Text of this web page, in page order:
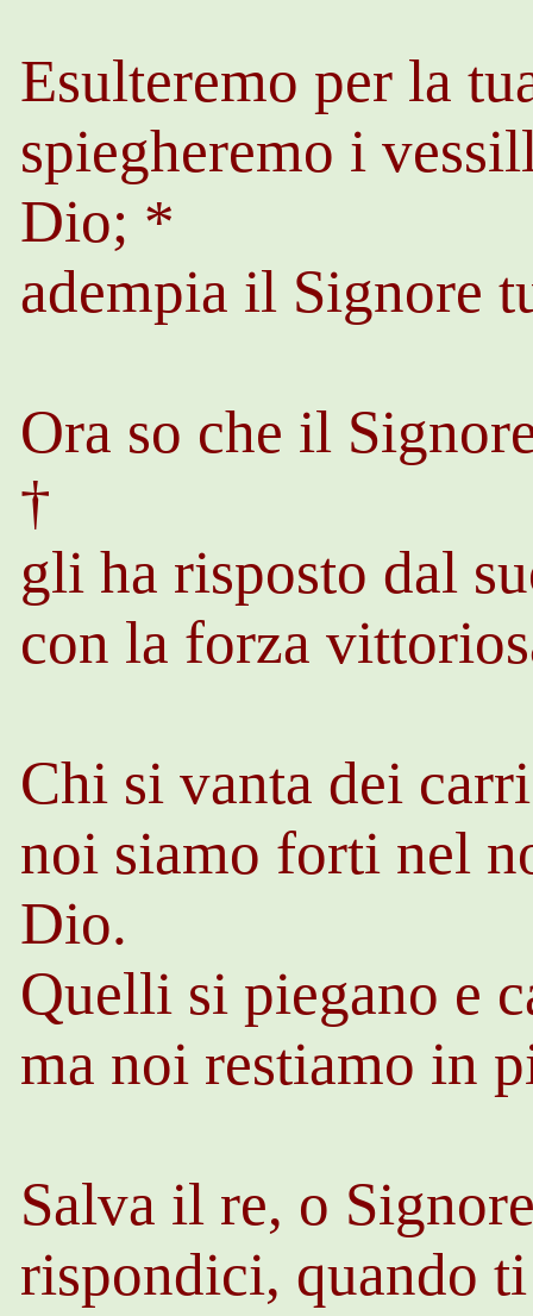
Esulteremo per la
spiegheremo i
Dio; *
adempia il Signore
Ora so che il
†
gli ha risposto dal
con la forza
Chi si vanta dei
noi siamo forti nel
Dio.
Quelli si piegano e
ma noi restiamo in
Salva il re, o
rispondici, quando